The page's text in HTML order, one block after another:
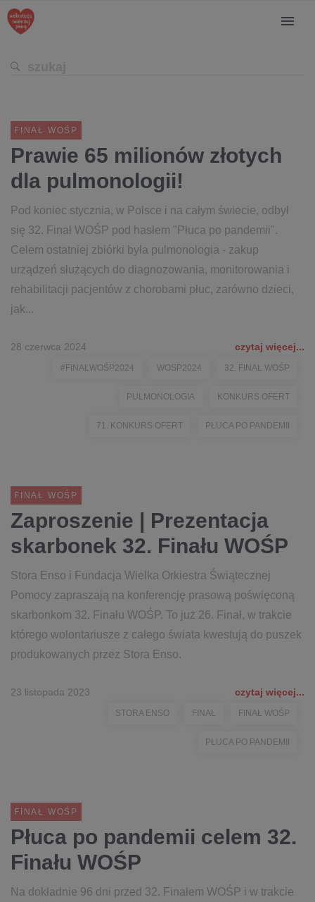
FINAŁ WOŚP
Prawie 65 milionów złotych
dla pulmonologii!
Pod koniec stycznia, w Polsce i na całym świecie, odbył
się 32. Finał WOŚP pod hasłem "Płuca po pandemii".
Celem ostatniej zbiórki była pulmonologia - zakup
urządzeń służących do diagnozowania, monitorowania i
rehabilitacji pacjentów z chorobami płuc, zarówno dzieci,
jak...
28 czerwca 2024 czytaj więcej...
#FINAŁWOŚP2024 WOSP2024 32. FINAŁ WOŚP
PULMONOLOGIA KONKURS OFERT
71. KONKURS OFERT PŁUCA PO PANDEMII
FINAŁ WOŚP
Zaproszenie | Prezentacja
skarbonek 32. Finału WOŚP
Stora Enso i Fundacja Wielka Orkiestra Świątecznej
Pomocy zapraszają na konferencję prasową poświęconą
skarbonkom 32. Finału WOŚP. To już 26. Finał, w trakcie
którego wolontariusze z całego świata kwestują do puszek
produkowanych przez Stora Enso.
23 listopada 2023 czytaj więcej...
STORA ENSO FINAŁ FINAŁ WOŚP
PŁUCA PO PANDEMII
FINAŁ WOŚP
Płuca po pandemii celem 32.
Finału WOŚP
Na dokładnie 96 dni przed 32. Finałem WOŚP i w trakcie